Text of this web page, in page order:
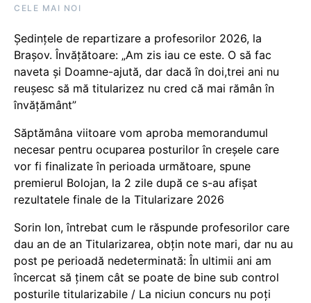
CELE MAI NOI
Ședințele de repartizare a profesorilor 2026, la
Brașov. Învățătoare: „Am zis iau ce este. O să fac
naveta și Doamne-ajută, dar dacă în doi,trei ani nu
reușesc să mă titularizez nu cred că mai rămân în
învățământ”
Săptămâna viitoare vom aproba memorandumul
necesar pentru ocuparea posturilor în creșele care
vor fi finalizate în perioada următoare, spune
premierul Bolojan, la 2 zile după ce s-au afișat
rezultatele finale de la Titularizare 2026
Sorin Ion, întrebat cum le răspunde profesorilor care
dau an de an Titularizarea, obțin note mari, dar nu au
post pe perioadă nedeterminată: În ultimii ani am
încercat să ținem cât se poate de bine sub control
posturile titularizabile / La niciun concurs nu poți